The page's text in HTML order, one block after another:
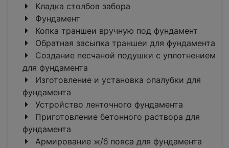
Кладка столбов забора
Фундамент
Копка траншеи вручную под фундамент
Обратная засыпка траншеи для фундамента
Создание песчаной подушки с уплотнением
для фундамента
Изготовление и установка опалубки для
фундамента
Устройство ленточного фундамента
Приготовление бетонного раствора для
фундамента
Армирование ж/б пояса для фундамента